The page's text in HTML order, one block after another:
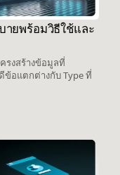
ายพร้อมวิธีใช้และ
รงสร้างข้อมูลที่
ข้อแตกต่างกับ Type ที่